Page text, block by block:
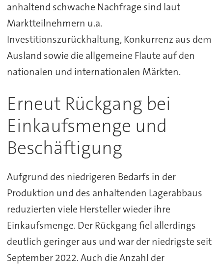
anhaltend schwache Nachfrage sind laut
Marktteilnehmern u.a.
Investitionszurückhaltung, Konkurrenz aus dem
Ausland sowie die allgemeine Flaute auf den
nationalen und internationalen Märkten.
Erneut Rückgang bei
Einkaufsmenge und
Beschäftigung
Aufgrund des niedrigeren Bedarfs in der
Produktion und des anhaltenden Lagerabbaus
reduzierten viele Hersteller wieder ihre
Einkaufsmenge. Der Rückgang fiel allerdings
deutlich geringer aus und war der niedrigste seit
September 2022. Auch die Anzahl der